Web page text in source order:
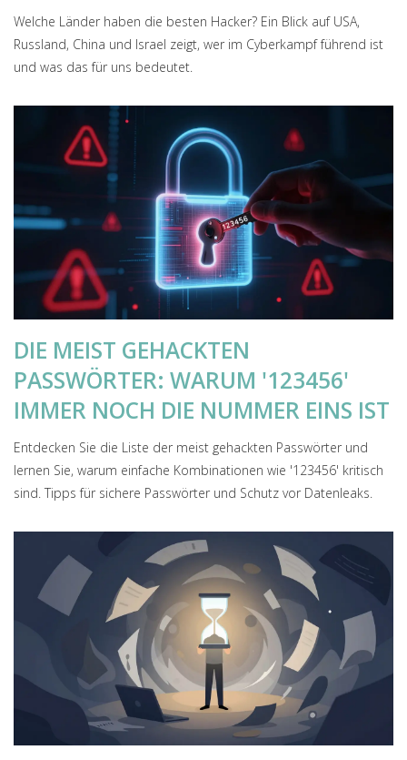
Welche Länder haben die besten Hacker? Ein Blick auf USA,
Russland, China und Israel zeigt, wer im Cyberkampf führend ist
und was das für uns bedeutet.
DIE MEIST GEHACKTEN
PASSWÖRTER: WARUM '123456'
IMMER NOCH DIE NUMMER EINS IST
Entdecken Sie die Liste der meist gehackten Passwörter und
lernen Sie, warum einfache Kombinationen wie '123456' kritisch
sind. Tipps für sichere Passwörter und Schutz vor Datenleaks.